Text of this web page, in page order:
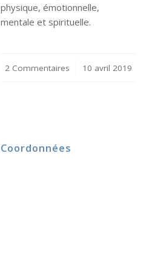
physique, émotionnelle,
mentale et spirituelle.
2 Commentaires
/ 10 avril 2019
Coordonnées